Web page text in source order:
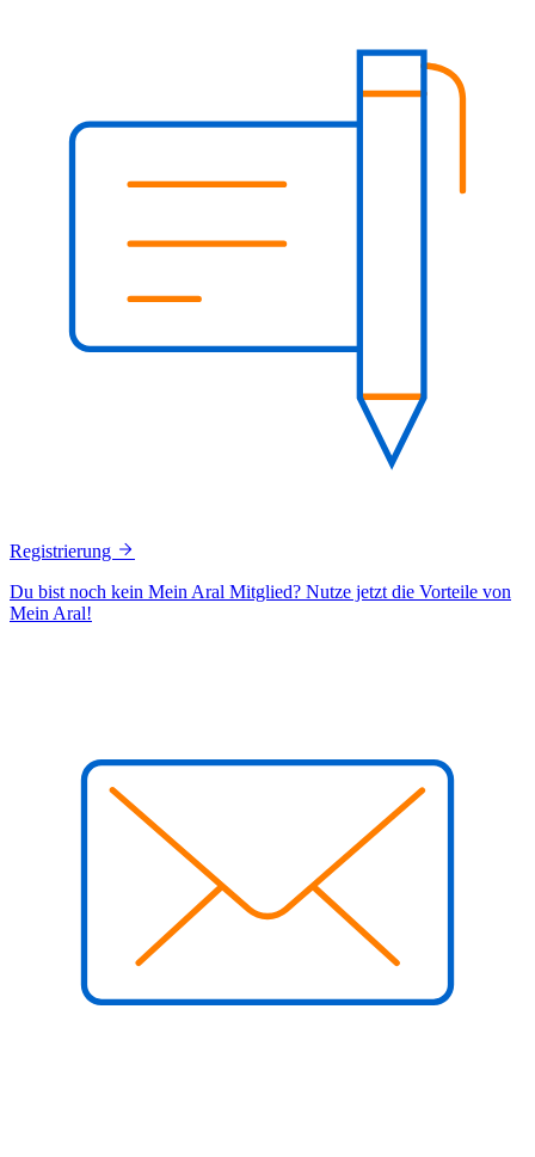
Registrierung
Du bist noch kein Mein Aral Mitglied? Nutze jetzt die Vorteile von
Mein Aral!